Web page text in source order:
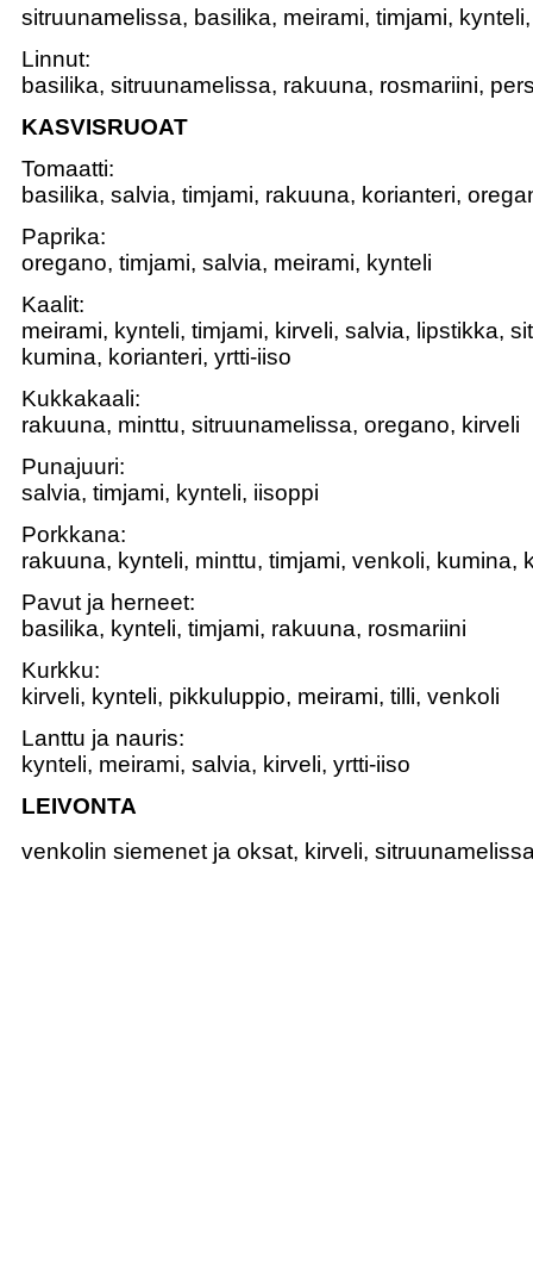
sitruunamelissa, basilika, meirami, timjami,
Linnut:
basilika, sitruunamelissa, rakuuna, rosmariini,
KASVISRUOAT
Tomaatti:
basilika, salvia, timjami, rakuuna, korianteri,
Paprika:
oregano, timjami, salvia, meirami, kynteli
Kaalit:
meirami, kynteli, timjami, kirveli, salvia, lipstikka,
kumina, korianteri, yrtti-iiso
Kukkakaali:
rakuuna, minttu, sitruunamelissa, oregano, kirveli
Punajuuri:
salvia, timjami, kynteli, iisoppi
Porkkana:
rakuuna, kynteli, minttu, timjami, venkoli, kumina,
Pavut ja herneet:
basilika, kynteli, timjami, rakuuna, rosmariini
Kurkku:
kirveli, kynteli, pikkuluppio, meirami, tilli, venkoli
Lanttu ja nauris:
kynteli, meirami, salvia, kirveli, yrtti-iiso
LEIVONTA
venkolin siemenet ja oksat, kirveli,